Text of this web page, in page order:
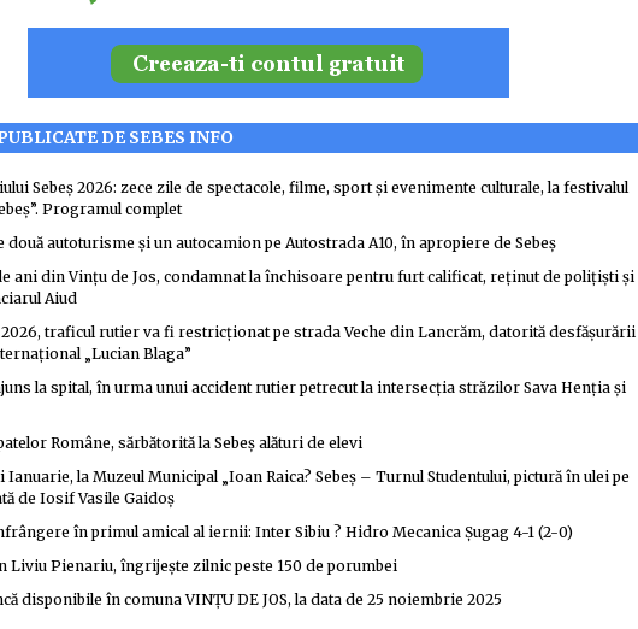
DE SEBES INFO
Sebeș 2026: zece zile de spectacole, filme, sport și evenimente culturale, la festivalul
Programul complet
autoturisme și un autocamion pe Autostrada A10, în apropiere de Sebeș
ani din Vințu de Jos, condamnat la închisoare pentru furt calificat, reținut de polițiști și
Aiud
traficul rutier va fi restricționat pe strada Veche din Lancrăm, datorită desfășurării
„Lucian Blaga”
la spital, în urma unui accident rutier petrecut la intersecția străzilor Sava Henția și
Române, sărbătorită la Sebeș alături de elevi
Ianuarie, la Muzeul Municipal „Ioan Raica? Sebeş – Turnul Studentului, pictură în ulei pe
de Iosif Vasile Gaidoş
în primul amical al iernii: Inter Sibiu ? Hidro Mecanica Șugag 4-1 (2-0)
Liviu Pienariu, îngrijește zilnic peste 150 de porumbei
disponibile în comuna VINȚU DE JOS, la data de 25 noiembrie 2025